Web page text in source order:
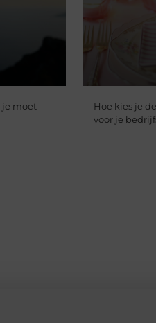
je moet
Hoe kies je
voor je